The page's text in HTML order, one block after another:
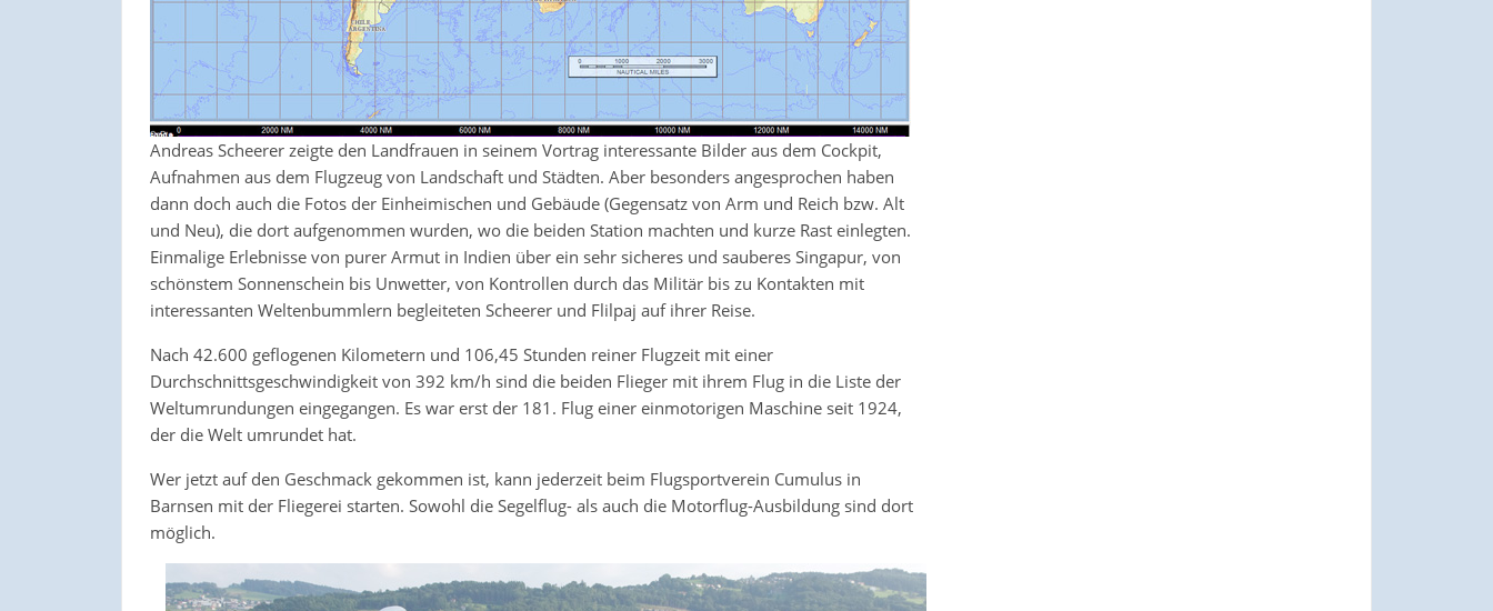
Andreas Scheerer zeigte den Landfrauen in seinem Vortrag interessante Bilder aus dem Cockpit,
Aufnahmen aus dem Flugzeug von Landschaft und Städten. Aber besonders angesprochen haben
dann doch auch die Fotos der Einheimischen und Gebäude (Gegensatz von Arm und Reich bzw. Alt
und Neu), die dort aufgenommen wurden, wo die beiden Station machten und kurze Rast einlegten.
Einmalige Erlebnisse von purer Armut in Indien über ein sehr sicheres und sauberes Singapur, von
schönstem Sonnenschein bis Unwetter, von Kontrollen durch das Militär bis zu Kontakten mit
interessanten Weltenbummlern begleiteten Scheerer und Flilpaj auf ihrer Reise.
Nach 42.600 geflogenen Kilometern und 106,45 Stunden reiner Flugzeit mit einer
Durchschnittsgeschwindigkeit von 392 km/h sind die beiden Flieger mit ihrem Flug in die Liste der
Weltumrundungen eingegangen. Es war erst der 181. Flug einer einmotorigen Maschine seit 1924,
der die Welt umrundet hat.
Wer jetzt auf den Geschmack gekommen ist, kann jederzeit beim Flugsportverein Cumulus in
Barnsen mit der Fliegerei starten. Sowohl die Segelflug- als auch die Motorflug-Ausbildung sind dort
möglich.